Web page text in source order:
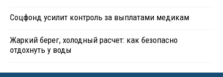
Соцфонд усилит контроль за выплатами медикам
Жаркий берег, холодный расчет: как безопасно
отдохнуть у воды